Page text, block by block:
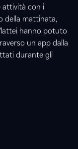
attività con i
della mattinata,
hanno potuto
un app dalla
durante gli